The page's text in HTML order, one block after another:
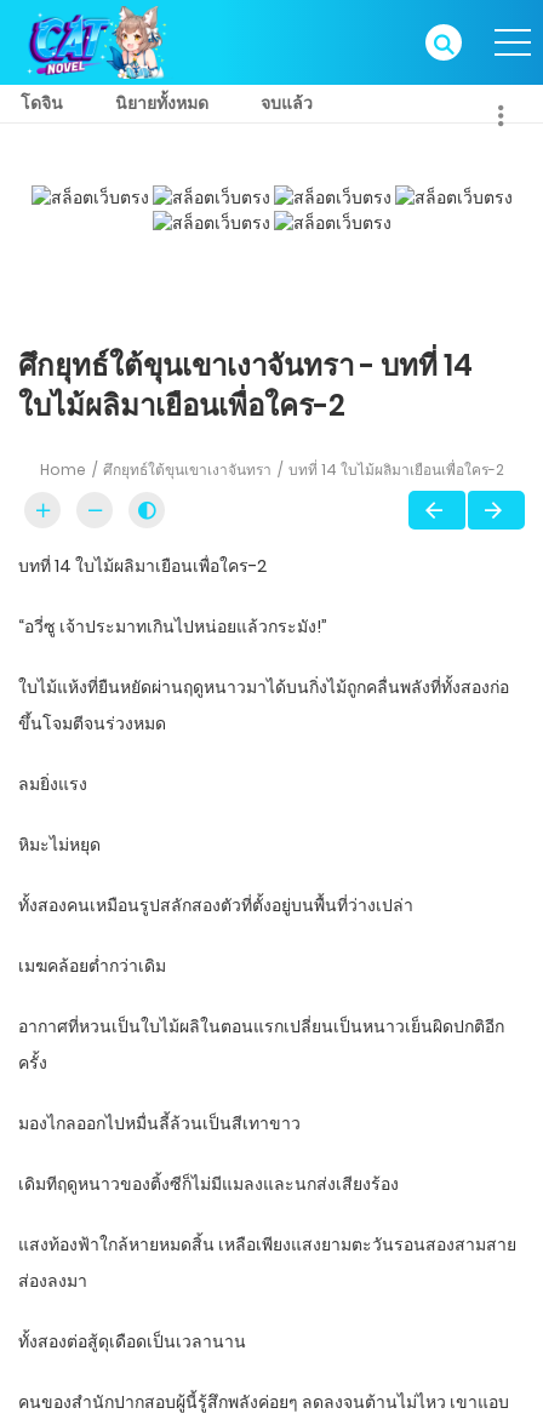
โดจิน นิยายทั้งหมด จบแล้ว
ศึกยุทธ์ใต้ขุนเขาเงาจันทรา - บทที่ 14
ใบไม้ผลิมาเยือนเพื่อใคร-2
Home ศึกยุทธ์ใต้ขุนเขาเงาจันทรา บทที่ 14 ใบไม้ผลิมาเยือนเพื่อใคร-2
บทที่ 14 ใบไม้ผลิมาเยือนเพื่อใคร-2
“อวี่ซู เจ้าประมาทเกินไปหน่อยแล้วกระมัง!”
ใบไม้แห้งที่ยืนหยัดผ่านฤดูหนาวมาได้บนกิ่งไม้ถูกคลื่นพลังที่ทั้งสองก่อ
ขึ้นโจมตีจนร่วงหมด
ลมยิ่งแรง
หิมะไม่หยุด
ทั้งสองคนเหมือนรูปสลักสองตัวที่ตั้งอยู่บนพื้นที่ว่างเปล่า
เมฆคล้อยต่ำกว่าเดิม
อากาศที่หวนเป็นใบไม้ผลิในตอนแรกเปลี่ยนเป็นหนาวเย็นผิดปกติอีก
ครั้ง
มองไกลออกไปหมื่นลี้ล้วนเป็นสีเทาขาว
เดิมทีฤดูหนาวของติ้งซีก็ไม่มีแมลงและนกส่งเสียงร้อง
แสงท้องฟ้าใกล้หายหมดสิ้น เหลือเพียงแสงยามตะวันรอนสองสามสาย
ส่องลงมา
ทั้งสองต่อสู้ดุเดือดเป็นเวลานาน
คนของสำนักปากสอบผู้นี้รู้สึกพลังค่อยๆ ลดลงจนต้านไม่ไหว เขาแอบ